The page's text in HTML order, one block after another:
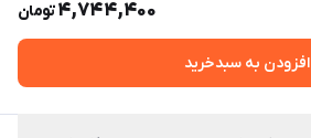
4,744,400تومان
افزودن به سبدخرید